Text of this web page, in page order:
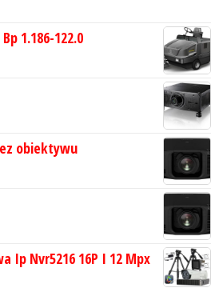
1.186-122.0
obiektywu
Ip Nvr5216 16P I 12 Mpx